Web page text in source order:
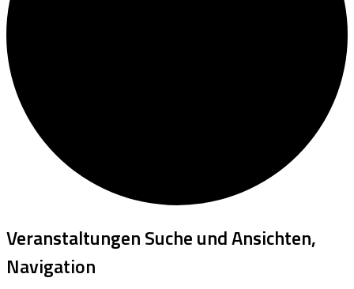
Veranstaltungen Suche und Ansichten,
Navigation